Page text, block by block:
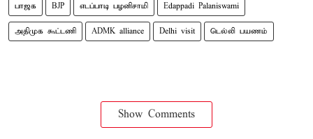
பாஜக BJP எடப்பாடி பழனிசாமி Edappadi Palaniswami
அதிமுக கூட்டணி ADMK alliance Delhi visit டெல்லி பயணம்
Show Comments